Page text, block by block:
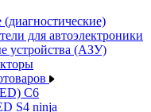
для автоэлектроники
устройства (АЗУ)
C6
S4 ninja